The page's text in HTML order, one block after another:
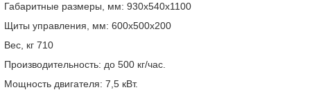
Габаритные размеры, мм: 930х540х1100
Щиты управления, мм: 600х500х200
Вес, кг 710
Производительность: до 500 кг/час.
Мощность двигателя: 7,5 кВт.